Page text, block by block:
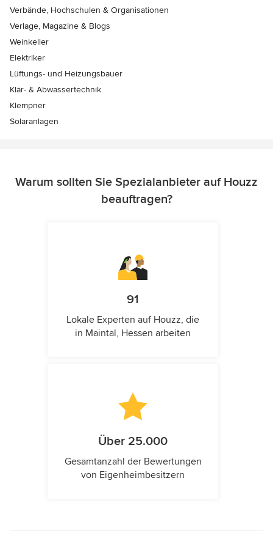
Verbände, Hochschulen & Organisationen
Verlage, Magazine & Blogs
Weinkeller
Elektriker
Lüftungs- und Heizungsbauer
Klär- & Abwassertechnik
Klempner
Solaranlagen
Warum sollten Sie Spezialanbieter auf Houzz
beauftragen?
91
Lokale Experten auf Houzz, die
in Maintal, Hessen arbeiten
Über 25.000
Gesamtanzahl der Bewertungen
von Eigenheimbesitzern